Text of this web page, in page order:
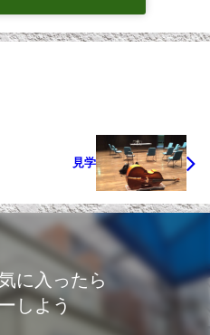
見学
に入ったら
しよう